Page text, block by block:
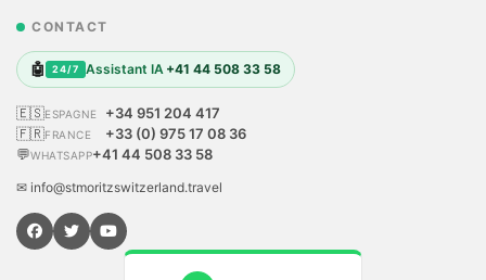
CONTACT
🤖 24/7 Assistant IA +41 44 508 33 58
🇪🇸ESPAGNE
+34 951 204 417
🇫🇷FRANCE
+33 (0) 975 17 08 36
💬WHATSAPP+41 44 508 33 58
✉ info@stmoritzswitzerland.travel